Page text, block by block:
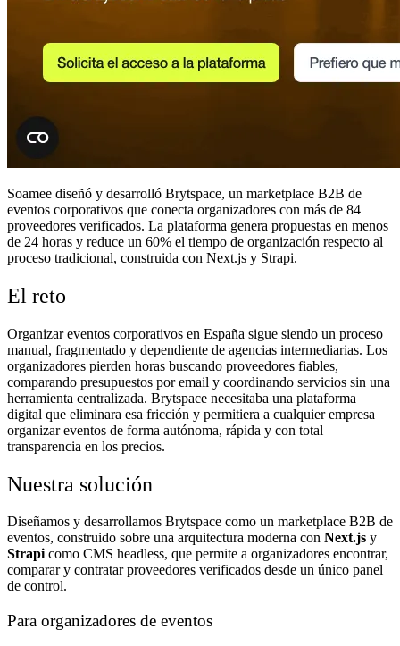
Soamee diseñó y desarrolló Brytspace, un marketplace B2B de
eventos corporativos que conecta organizadores con más de 84
proveedores verificados. La plataforma genera propuestas en menos
de 24 horas y reduce un 60% el tiempo de organización respecto al
proceso tradicional, construida con Next.js y Strapi.
El reto
Organizar eventos corporativos en España sigue siendo un proceso
manual, fragmentado y dependiente de agencias intermediarias. Los
organizadores pierden horas buscando proveedores fiables,
comparando presupuestos por email y coordinando servicios sin una
herramienta centralizada. Brytspace necesitaba una plataforma
digital que eliminara esa fricción y permitiera a cualquier empresa
organizar eventos de forma autónoma, rápida y con total
transparencia en los precios.
Nuestra solución
Diseñamos y desarrollamos Brytspace como un marketplace B2B de
eventos, construido sobre una arquitectura moderna con Next.js y
Strapicomo CMS headless, que permite a organizadores encontrar,
comparar y contratar proveedores verificados desde un único panel
de control.
Para organizadores de eventos